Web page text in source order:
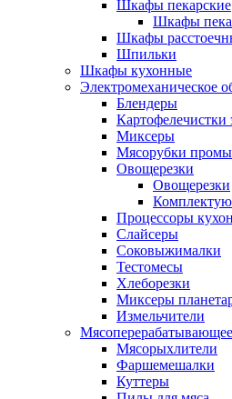
Шкафы пекарские
Шкафы
Шкафы
Шпильки
Шкафы кухонные
Электромеханическое
Блендеры
Картофелечистки
Миксеры
Мясорубки
Овощерезки
Овощерезки
Процессоры
Слайсеры
Соковыжималки
Тестомесы
Хлеборезки
Миксеры
Измельчители
Мясоперерабатывающее
Мясорыхлители
Фаршемешалки
Куттеры